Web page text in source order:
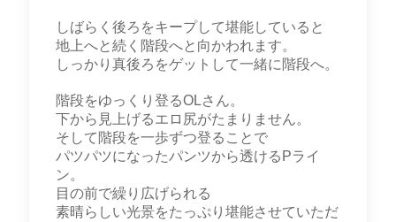
しばらく後ろをキープして堪能していると
地上へと続く階段へと向かわれます。
しっかり真後ろをゲットして一緒に階段へ。
階段をゆっくり登るOLさん。
下から見上げるエロ尻がたまりません。
そして階段を一歩ずつ登ることで
パツパツになったパンツから透けるPライ
ン。
目の前で繰り広げられる
素晴らしい光景をたっぷり堪能させていただ